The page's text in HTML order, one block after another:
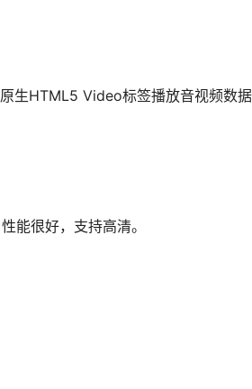
生HTML5 Video标签播放音视频数
能很好，支持高清。